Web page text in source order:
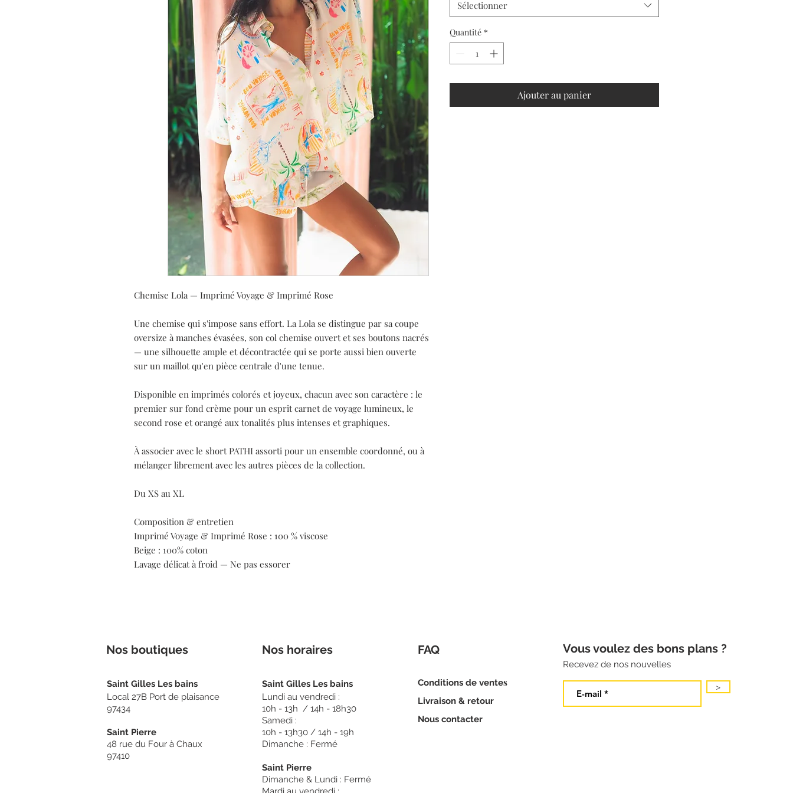
Chemise Lola — Imprimé Voyage & Imprimé Rose
Une chemise qui s'impose sans effort. La Lola se distingue par sa coupe
oversize à manches évasées, son col chemise ouvert et ses boutons nacrés
— une silhouette ample et décontractée qui se porte aussi bien ouverte
sur un maillot qu'en pièce centrale d'une tenue.
Disponible en imprimés colorés et joyeux, chacun avec son caractère : le
premier sur fond crème pour un esprit carnet de voyage lumineux, le
second rose et orangé aux tonalités plus intenses et graphiques.
À associer avec le short PATHI assorti pour un ensemble coordonné, ou à
mélanger librement avec les autres pièces de la collection.
Du XS au XL
Composition & entretien
Imprimé Voyage & Imprimé Rose : 100 % viscose
Beige : 100% coton
Lavage délicat à froid — Ne pas essorer
Sélectionner
Quantité *
Ajouter au panier
Nos boutiques
Saint Gilles Les bains
Local 27B Port de plaisance
97434
Saint Pierre
48 rue du Four à Chaux
97410
Nos horaires
Saint Gilles Les bains
Lundi au vendredi :
10h - 13h / 14h - 18h30
Samedi :
10h - 13h30 / 14h - 19h
Dimanche : Fermé
Saint Pierre
Dimanche & Lundi : Fermé
FAQ
Conditions de ventes
Livraison & retour
Nous contacter
Vous voulez des bons plans ?
Recevez de nos nouvelles
>